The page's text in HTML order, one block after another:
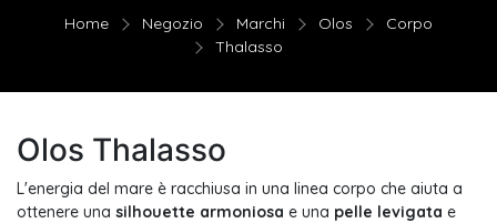
Home Negozio Marchi Olos
Corpo
Thalasso
Olos Thalasso
L'energia del mare è racchiusa in una linea corpo che aiuta a
ottenere una silhouette armoniosa e una pelle levigata e